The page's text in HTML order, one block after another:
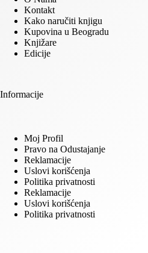
Kontakt
Kako naručiti knjigu
Kupovina u Beogradu
Knjižare
Edicije
Informacije
Moj Profil
Pravo na Odustajanje
Reklamacije
Uslovi korišćenja
Politika privatnosti
Reklamacije
Uslovi korišćenja
Politika privatnosti